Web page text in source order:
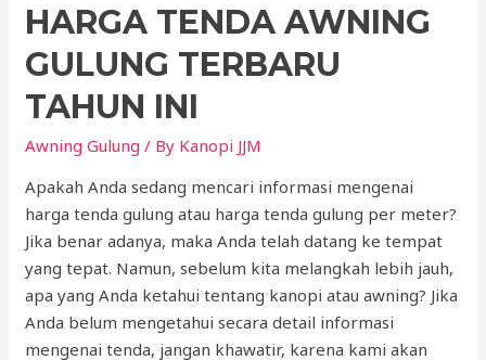
HARGA TENDA AWNING
GULUNG TERBARU
TAHUN INI
Awning Gulung / By Kanopi JJM
Apakah Anda sedang mencari informasi mengenai
harga tenda gulung atau harga tenda gulung per meter?
Jika benar adanya, maka Anda telah datang ke tempat
yang tepat. Namun, sebelum kita melangkah lebih jauh,
apa yang Anda ketahui tentang kanopi atau awning? Jika
Anda belum mengetahui secara detail informasi
mengenai tenda, jangan khawatir, karena kami akan